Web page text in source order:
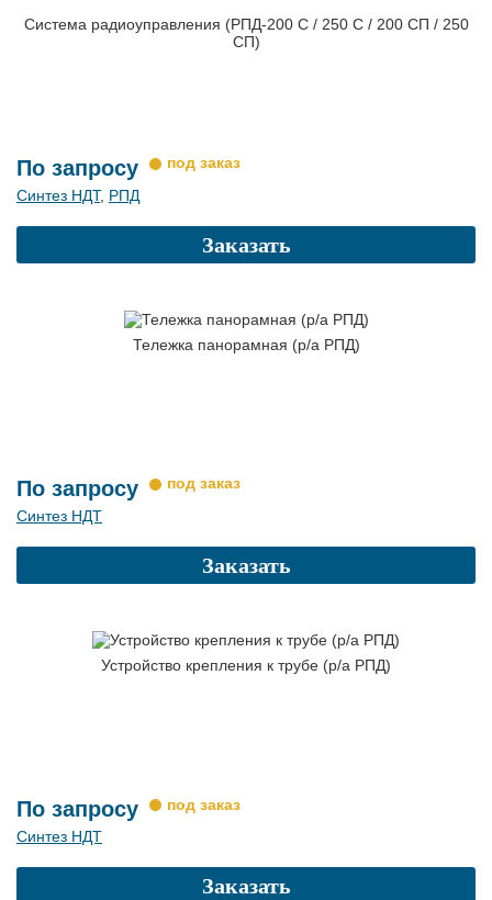
Система радиоуправления (РПД-200 С / 250 C / 200 СП / 250
СП)
По запросу
Синтез НДТ, РПД
Заказать
Тележка панорамная (р/а РПД)
По запросу
Синтез НДТ
Заказать
Устройство крепления к трубе (р/а РПД)
По запросу
Синтез НДТ
Заказать